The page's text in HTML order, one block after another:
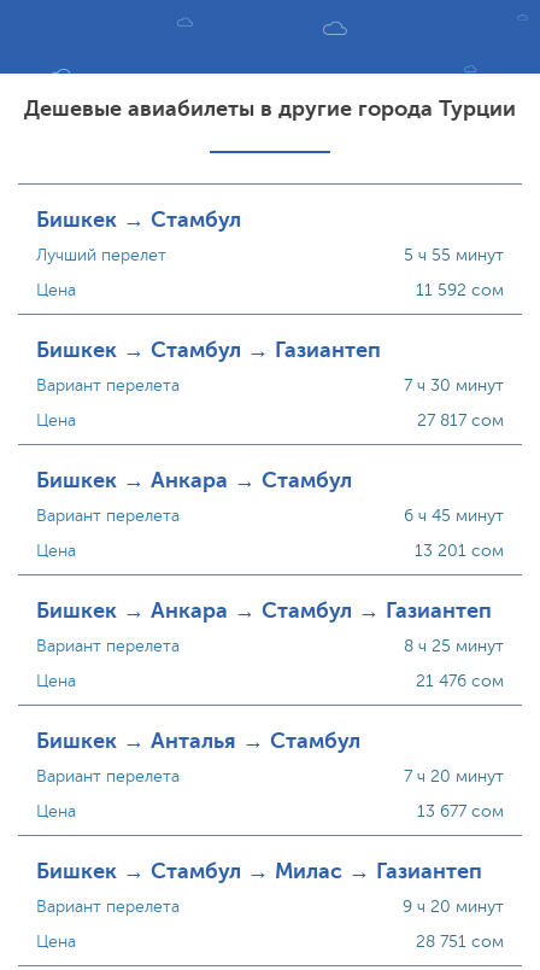
Дешевые авиабилеты в другие города Турции
Бишкек → Стамбул
Лучший перелет
Цена
5 ч 55 минут
11 592 сом
Бишкек → Стамбул → Газиантеп
Вариант перелета
Цена
7 ч 30 минут
27 817 сом
Бишкек → Анкара → Стамбул
Вариант перелета
Цена
6 ч 45 минут
13 201 сом
Бишкек → Анкара → Стамбул → Газиантеп
Вариант перелета
Цена
8 ч 25 минут
21 476 сом
Бишкек → Анталья → Стамбул
Вариант перелета
Цена
7 ч 20 минут
13 677 сом
Бишкек → Стамбул → Милас → Газиантеп
Вариант перелета
Цена
9 ч 20 минут
28 751 сом